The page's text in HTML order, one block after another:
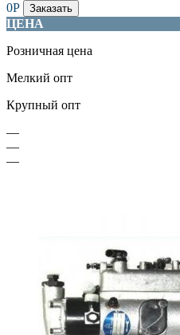
0Р Заказать
ЦЕНА
Розничная цена
Мелкий опт
Крупный опт
—
—
—